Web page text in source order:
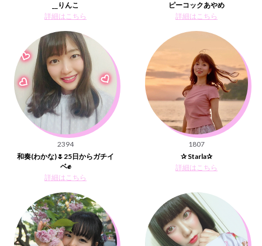
__りんこ
詳細はこちら
ピーコックあやめ
詳細はこちら
2394
和奏(わかな)🌷25日からガチイ
ベ✊
詳細はこちら
1807
✰ Starla✰
詳細はこちら